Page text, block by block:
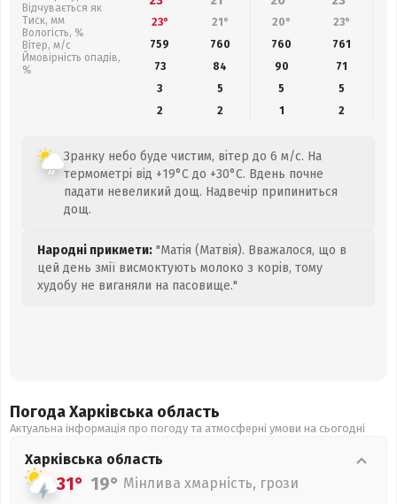
Відчувається як
Тиск, мм
Вологість, %
Вітер, м/с
Ймовірність опадів,
%
23° 21° 20° 23°
759
760 760 761
73
84 90 71
3
5 5
5
2
2 1 2
Зранку небо буде чистим, вітер до 6 м/с. На
термометрі від +19°C до +30°C. Вдень почне
падати невеликий дощ. Надвечір припиниться
дощ.
Народні прикмети: "Матія (Матвія). Вважалося, що в
цей день змії висмоктують молоко з корів, тому
худобу не виганяли на пасовище."
Погода Харківська область
Актуальна інформація про погоду та атмосферні умови на сьогодні
Харківська область
31° 19° Мінлива хмарність, грози